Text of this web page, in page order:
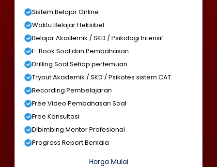
Sistem Belajar Online
Waktu Belajar Fleksibel
Belajar Akademik / SKD / Psikologi Intensif
E-Book Soal dan Pembahasan
Drilling Soal Setiap pertemuan
Tryout Akademik / SKD / Psikotes sistem CAT
Recording Pembelajaran
Free Video Pembahasan Soal
Free Konsultasi
Dibimbing Mentor Profesional
Progress Report Berkala
Harga Mulai